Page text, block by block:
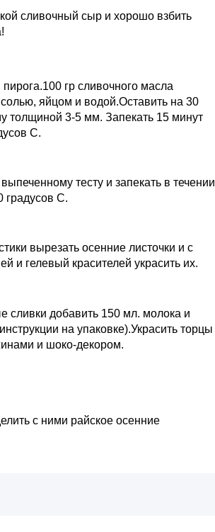
сливочный сыр и хорошо взбить
гр сливочного масла
солью, яйцом и водой.Оставить на 30
толщиной 3-5 мм. Запекать 15 минут
С.
тесту и запекать в течении
градусов С.
вырезать осенние листочки и с
и гелевый красителей украсить их.
сливки добавить 150 мл. молока и
на упаковке).Украсить торцы
и шоко-декором.
с ними райское осенние